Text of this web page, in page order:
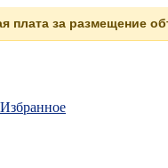
плата за размещение
Избранное